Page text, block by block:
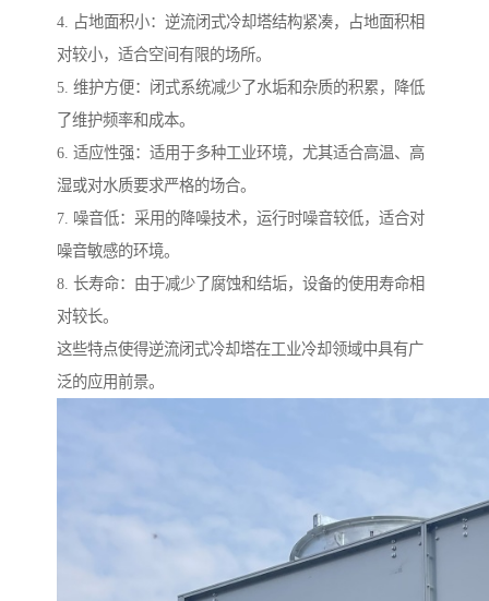
4. 占地面积小：逆流闭式冷却塔结构紧凑，占地面积相
对较小，适合空间有限的场所。
5. 维护方便：闭式系统减少了水垢和杂质的积累，降低
了维护频率和成本。
6. 适应性强：适用于多种工业环境，尤其适合高温、高
湿或对水质要求严格的场合。
7. 噪音低：采用的降噪技术，运行时噪音较低，适合对
噪音敏感的环境。
8. 长寿命：由于减少了腐蚀和结垢，设备的使用寿命相
对较长。
这些特点使得逆流闭式冷却塔在工业冷却领域中具有广
泛的应用前景。